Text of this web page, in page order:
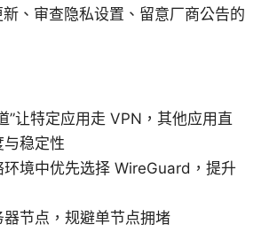
、审查隐私设置、留意厂商公告的
”让特定应用走 VPN，其他应用直
稳定性
环境中优先选择 WireGuard，提升
器节点，规避单节点拥堵